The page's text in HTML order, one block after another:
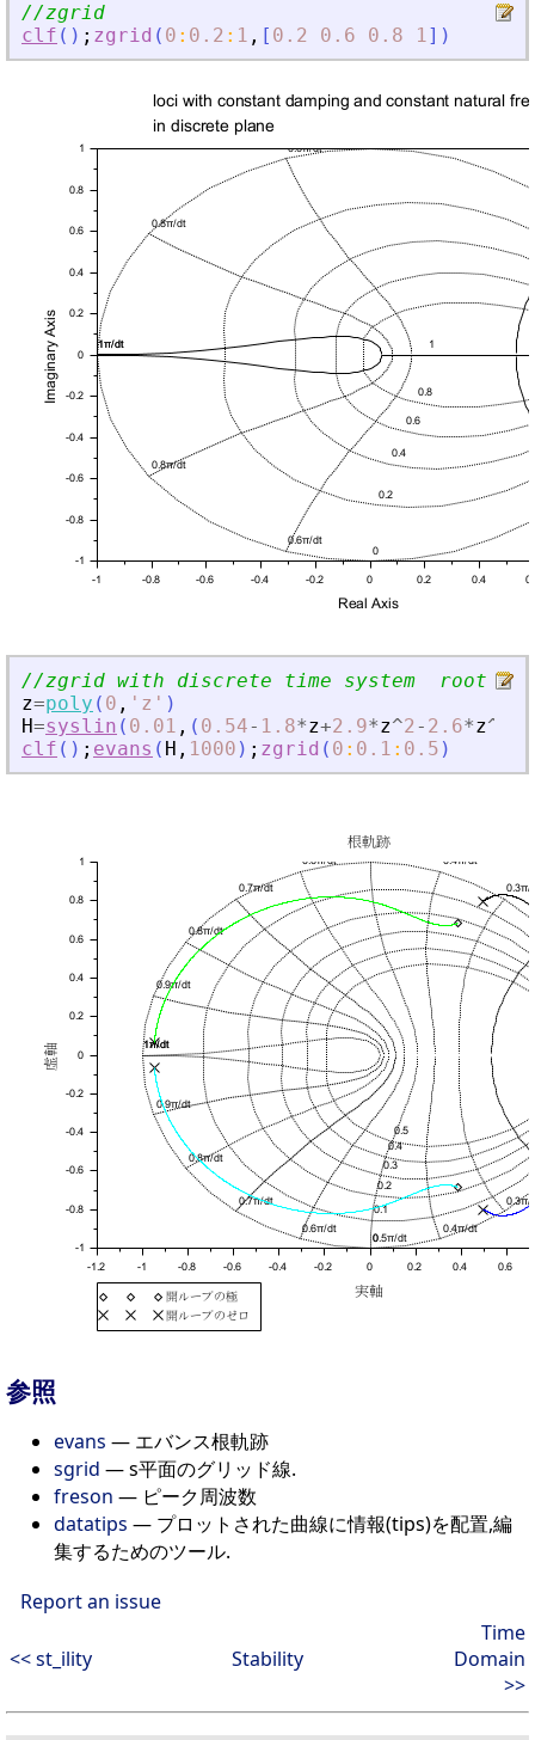
//zgrid
clf ( ) ; zgrid ( 0 : 0.2 : 1 , [ 0.2 0.6 0.8 1] )
//zgrid with discrete time system  root
z=poly ( 0 , ' z ' )
H=syslin ( 0.01 , ( 0.54- 1.8*z+2.9*z^2- 2.6*z^
clf ( ) ; evans ( H , 1000 ) ; zgrid ( 0 : 0.1 : 0.5 )
参照
evans — エバンス根軌跡
sgrid — s平面のグリッド線.
freson — ピーク周波数
datatips — プロットされた曲線に情報(tips)を配置,編
集するためのツール.
Report an issue
<< st_ility Stability
Time
Domain
>>